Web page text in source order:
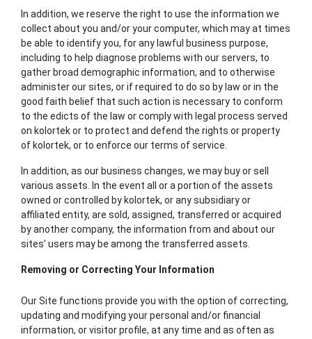
In addition, we reserve the right to use the information we
collect about you and/or your computer, which may at times
be able to identify you, for any lawful business purpose,
including to help diagnose problems with our servers, to
gather broad demographic information, and to otherwise
administer our sites, or if required to do so by law or in the
good faith belief that such action is necessary to conform
to the edicts of the law or comply with legal process served
on kolortek or to protect and defend the rights or property
of kolortek, or to enforce our terms of service.
In addition, as our business changes, we may buy or sell
various assets. In the event all or a portion of the assets
owned or controlled by kolortek, or any subsidiary or
affiliated entity, are sold, assigned, transferred or acquired
by another company, the information from and about our
sites’ users may be among the transferred assets.
Removing or Correcting Your Information
Our Site functions provide you with the option of correcting,
updating and modifying your personal and/or financial
information, or visitor profile, at any time and as often as